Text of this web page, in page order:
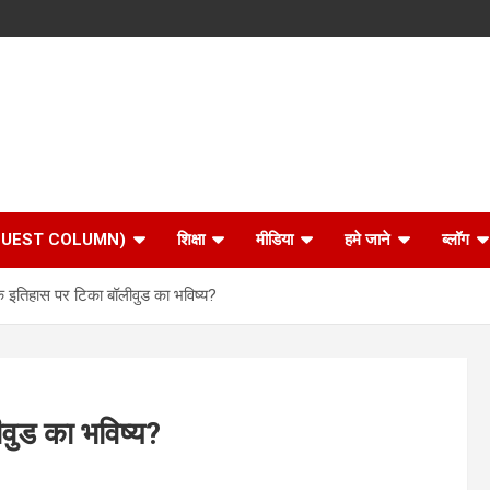
COLUMN) शिक्षा मीडिया हमे जाने ब्लॉग
पर टिका बॉलीवुड का भविष्य?
का भविष्य?